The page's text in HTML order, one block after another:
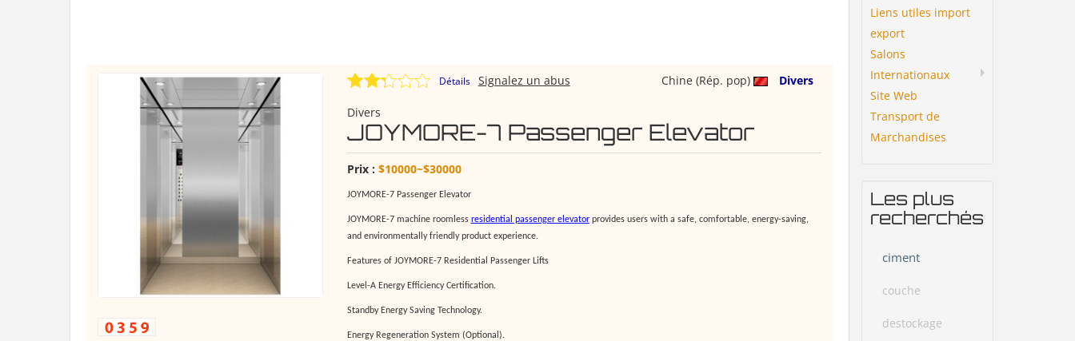
Détails Chine (Rép. pop) Divers
Signalez un abus
Divers
JOYMORE-7 Passenger Elevator
Prix : $10000~$30000
JOYMORE-7 Passenger Elevator
JOYMORE-7 machine roomless residential passenger elevatorprovides users with a safe, comfortable, energy-saving,
and environmentally friendly product experience.
Features of JOYMORE-7 Residential Passenger Lifts
Level-A Energy Efficiency Certification.
Standby Energy Saving Technology.
Energy Regeneration System (Optional).
Liens utiles import
export
Salons
Internationaux
Site Web
Transport de
Marchandises
Les plus
recherchés
ciment
couche
destockage